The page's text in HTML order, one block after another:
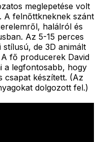
meglepetése volt
A felnőttkneknek szánt
halálról és
Az 5-15 perces
de 3D animált
fő producerek David
a legfontosabb, hogy
csapat készített. (Az
dolgozott fel.)